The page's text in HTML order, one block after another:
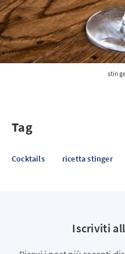
Tag
Cocktails ricetta stinger
Iscriviti